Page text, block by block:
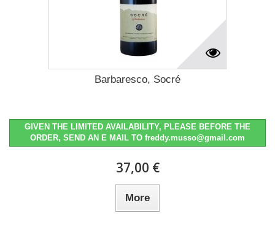
Barbaresco, Socré
GIVEN THE LIMITED AVAILABILITY, PLEASE BEFORE THE
ORDER, SEND AN E MAIL TO freddy.musso@gmail.com
37,00 €
More